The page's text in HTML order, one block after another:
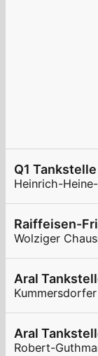
Q1 Tankstelle
Heinrich-
Raiffeisen-
Wolziger
Aral
Aral
Robert-